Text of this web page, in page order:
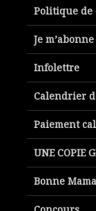
Politique
Je
Infolettre
Calendrier
Paiement
UNE COPIE
Bonne